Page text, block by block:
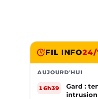
FIL INFO24/
AUJOURD'HUI
16h39
Gard :
intrusion